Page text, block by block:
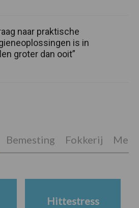
naar praktische
is in
groter dan ooit”
Bemesting Fokkerij
Hittestress